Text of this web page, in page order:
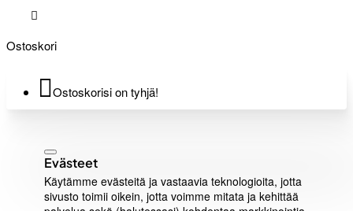
Ostoskori
Ostoskorisi on tyhjä!
Evästeet
Käytämme evästeitä ja vastaavia teknologioita, jotta
sivusto toimii oikein, jotta voimme mitata ja kehittää